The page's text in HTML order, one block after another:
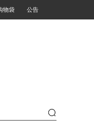
物袋 公告